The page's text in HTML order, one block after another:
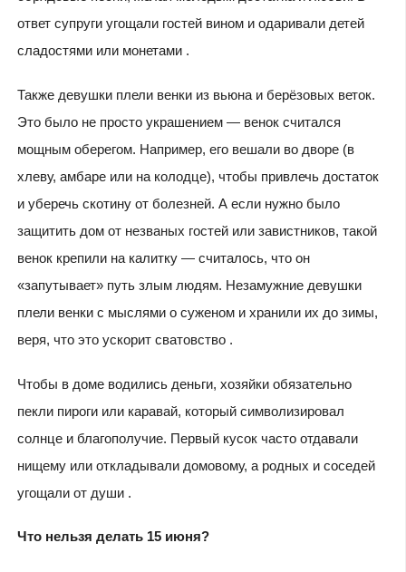
ответ супруги угощали гостей вином и одаривали детей
сладостями или монетами .
Также девушки плели венки из вьюна и берёзовых веток.
Это было не просто украшением — венок считался
мощным оберегом. Например, его вешали во дворе (в
хлеву, амбаре или на колодце), чтобы привлечь достаток
и уберечь скотину от болезней. А если нужно было
защитить дом от незваных гостей или завистников, такой
венок крепили на калитку — считалось, что он
«запутывает» путь злым людям. Незамужние девушки
плели венки с мыслями о суженом и хранили их до зимы,
веря, что это ускорит сватовство .
Чтобы в доме водились деньги, хозяйки обязательно
пекли пироги или каравай, который символизировал
солнце и благополучие. Первый кусок часто отдавали
нищему или откладывали домовому, а родных и соседей
угощали от души .
Что нельзя делать 15 июня?